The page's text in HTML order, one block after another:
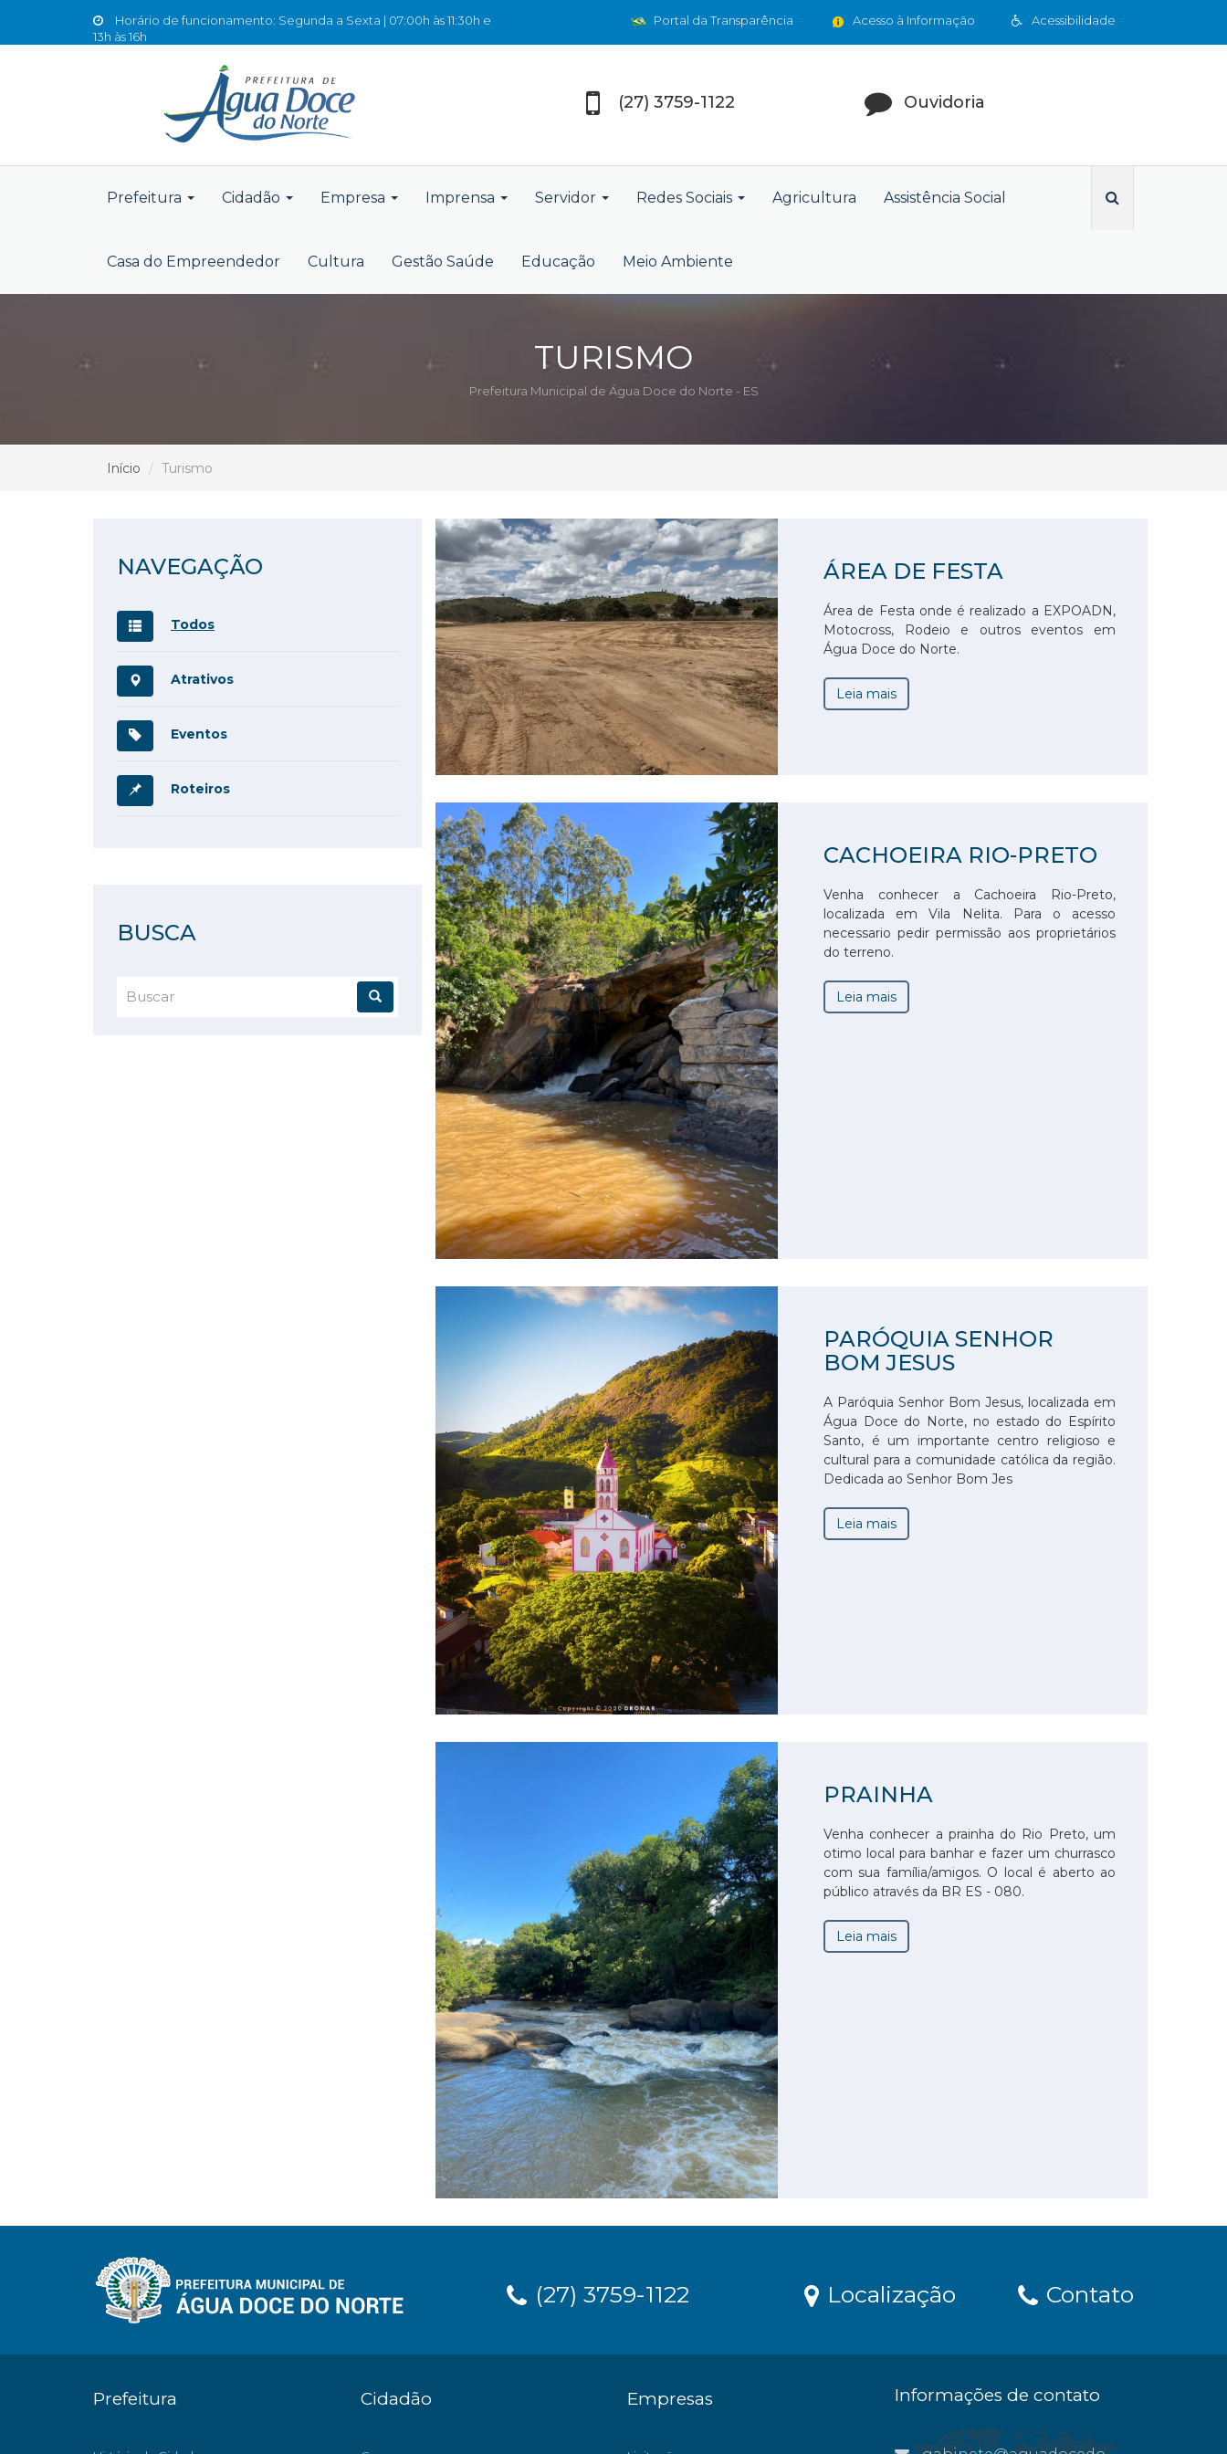
Horário de funcionamento: Segunda a Sexta | 07:00h às 11:30h e
13h às 16h
Acessibilidade
Acesso à Informação
Portal da Transparência
(27) 3759-1122 Ouvidoria
Prefeitura Cidadão Empresa Imprensa Servidor Redes Sociais Agricultura Assistência Social
Casa do Empreendedor Cultura Gestão Saúde Educação Meio Ambiente
TURISMO
Prefeitura Municipal de Água Doce do Norte - ES
Início Turismo
NAVEGAÇÃO
Todos
Atrativos
Eventos
Roteiros
BUSCA
ÁREA DE FESTA
Área de Festa onde é realizado a EXPOADN,
Motocross, Rodeio e outros eventos em
Água Doce do Norte.
Leia mais
CACHOEIRA RIO-PRETO
Venha conhecer a Cachoeira Rio-Preto,
localizada em Vila Nelita. Para o acesso
necessario pedir permissão aos proprietários
do terreno.
Leia mais
PARÓQUIA SENHOR
BOM JESUS
A Paróquia Senhor Bom Jesus, localizada em
Água Doce do Norte, no estado do Espírito
Santo, é um importante centro religioso e
cultural para a comunidade católica da região.
Dedicada ao Senhor Bom Jes
Leia mais
PRAINHA
Venha conhecer a prainha do Rio Preto, um
otimo local para banhar e fazer um churrasco
com sua família/amigos. O local é aberto ao
público através da BR ES - 080.
Leia mais
(27) 3759-1122 Localização Contato
Prefeitura Cidadão Empresas Informações de contato